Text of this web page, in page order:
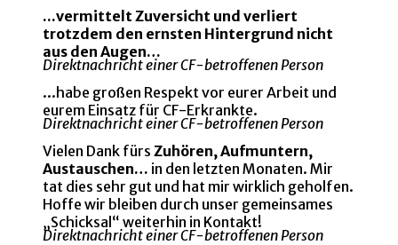
...vermittelt Zuversicht und verliert
trotzdem den ernsten Hintergrund nicht
aus den Augen…
Direktnachricht einer CF-betroffenen Person
...habe großen Respekt vor eurer Arbeit und
eurem Einsatz für CF-Erkrankte.
Direktnachricht einer CF-betroffenen Person
Vielen Dank fürs Zuhören, Aufmuntern,
Austauschen… in den letzten Monaten. Mir
tat dies sehr gut und hat mir wirklich geholfen.
Hoffe wir bleiben durch unser gemeinsames
„Schicksal“ weiterhin in Kontakt!
Direktnachricht einer CF-betroffenen Person